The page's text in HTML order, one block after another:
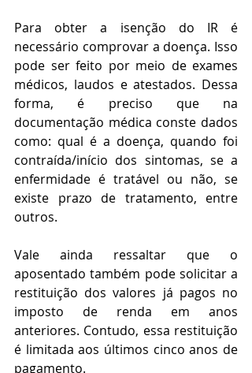
Para obter a isenção do IR é
necessário comprovar a doença. Isso
pode ser feito por meio de exames
médicos, laudos e atestados. Dessa
forma, é preciso que na
documentação médica conste dados
como: qual é a doença, quando foi
contraída/início dos sintomas, se a
enfermidade é tratável ou não, se
existe prazo de tratamento, entre
outros.
Vale ainda ressaltar que o
aposentado também pode solicitar a
restituição dos valores já pagos no
imposto de renda em anos
anteriores. Contudo, essa restituição
é limitada aos últimos cinco anos de
pagamento.